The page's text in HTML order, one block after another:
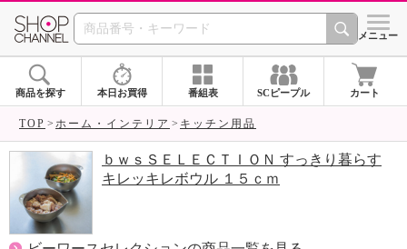
SHOP CHANNEL シメニュー
商品を探す 本日お買得 番組表 SCピープル カート
TOP ホーム・インテリア キッチン用品
ｂｗｓＳＥＬＥＣＴＩＯＮ すっきり暮らす
キレッキレボウル １５ｃｍ